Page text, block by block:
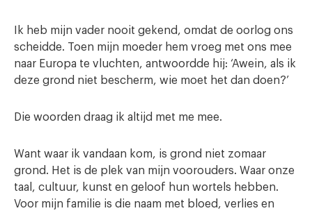
Ik heb mijn vader nooit gekend, omdat de oorlog ons
scheidde. Toen mijn moeder hem vroeg met ons mee
naar Europa te vluchten, antwoordde hij: ‘Awein, als ik
deze grond niet bescherm, wie moet het dan doen?’
Die woorden draag ik altijd met me mee.
Want waar ik vandaan kom, is grond niet zomaar
grond. Het is de plek van mijn voorouders. Waar onze
taal, cultuur, kunst en geloof hun wortels hebben.
Voor mijn familie is die naam met bloed, verlies en